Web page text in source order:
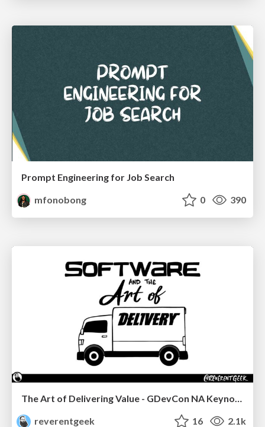
Prompt Engineering for Job Search
mfonobong
0 390
reverentgeek
16 2.1k